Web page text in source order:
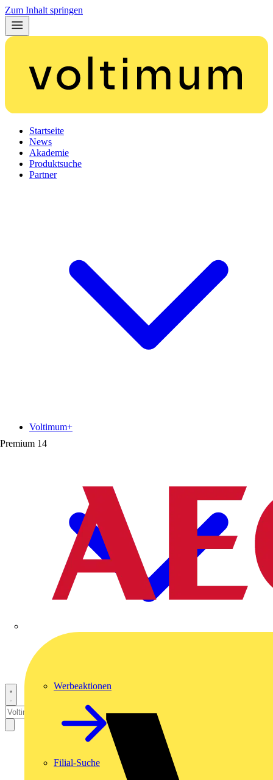
Zum Inhalt springen
Startseite
News
Akademie
Produktsuche
Partner
Premium 14
Voltimum+
Werbeaktionen
Filial-Suche